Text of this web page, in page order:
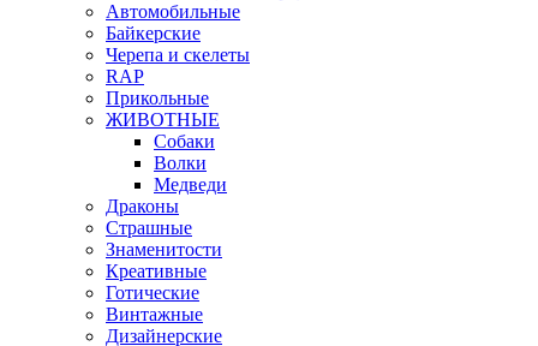
Автомобильные
Байкерские
Черепа и скелеты
RAP
Прикольные
ЖИВОТНЫЕ
Собаки
Волки
Медведи
Драконы
Страшные
Знаменитости
Креативные
Готические
Винтажные
Дизайнерские